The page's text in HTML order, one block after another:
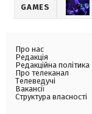
GAMES
Про нас
Редакція
Редакційна політика
Про телеканал
Телеведучі
Вакансії
Структура власності